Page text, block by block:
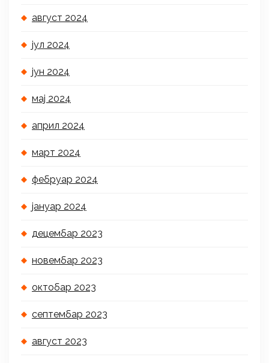
август 2024
јул 2024
јун 2024
мај 2024
април 2024
март 2024
фебруар 2024
јануар 2024
децембар 2023
новембар 2023
октобар 2023
септембар 2023
август 2023